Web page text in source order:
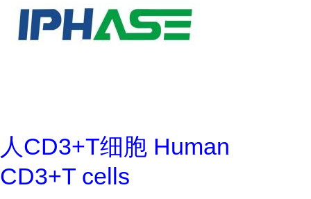
人CD3+T细胞 Human
CD3+T cells